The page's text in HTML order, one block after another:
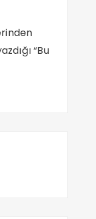
“Bu